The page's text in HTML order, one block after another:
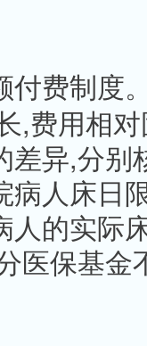
付费制度
,费用相
差异,分别
病人床日
人的实际
医保基金